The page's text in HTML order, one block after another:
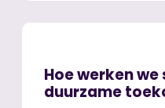
Hoe werken
duurzame